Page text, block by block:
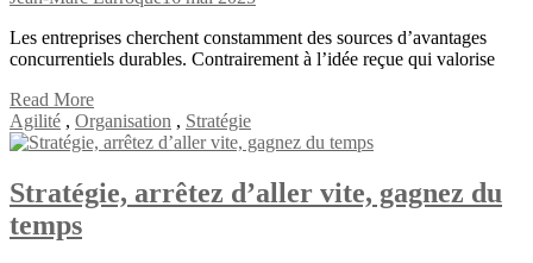
Les entreprises cherchent constamment des sources d’avantages
concurrentiels durables. Contrairement à l’idée reçue qui valorise
Read More
Agilité , Organisation , Stratégie
Stratégie, arrêtez d’aller vite, gagnez du
temps